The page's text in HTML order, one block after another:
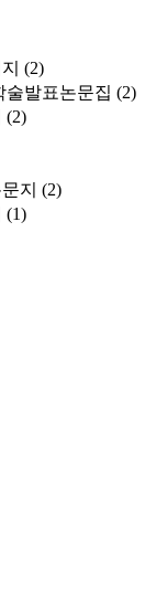
(2)
술발표논문집 (2)
(2)
지 (2)
(1)